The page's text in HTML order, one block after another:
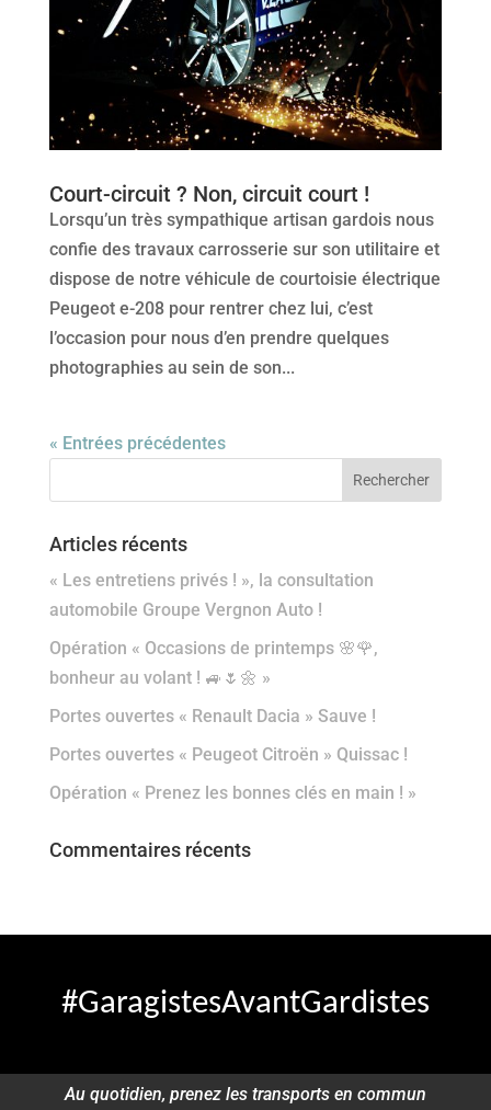
Court-circuit ? Non, circuit court !
Lorsqu’un très sympathique artisan gardois nous
confie des travaux carrosserie sur son utilitaire et
dispose de notre véhicule de courtoisie électrique
Peugeot e-208 pour rentrer chez lui, c’est
l’occasion pour nous d’en prendre quelques
photographies au sein de son...
« Entrées précédentes
Articles récents
« Les entretiens privés ! », la consultation
automobile Groupe Vergnon Auto !
Opération « Occasions de printemps 🌸🌹,
bonheur au volant ! 🚙🌷🌼 »
Portes ouvertes « Renault Dacia » Sauve !
Portes ouvertes « Peugeot Citroën » Quissac !
Opération « Prenez les bonnes clés en main ! »
Commentaires récents
#GaragistesAvantGardistes
Au quotidien, prenez les transports en commun